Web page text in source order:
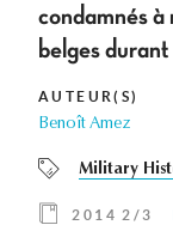
condamnés à
belges
AUTEUR(S)
Benoît Amez
Military
2014 2/3